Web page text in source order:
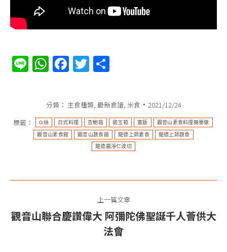
LineWhatsApp
Facebook
Twitter
分類： 主食種類, 最新食譜, 米食
2021/12/24
標籤：
G絲 日式料理 杏鮑菇 碧玉筍 蓋飯 觀音山素食料理簡單做
觀音山素食館 觀音山蔬食館 龍德上師素食 龍德上師蔬食
龍德嚴淨仁波切
章
上一篇文章
上
一
觀音山聯合慶讚偉大 阿彌陀佛聖誕千人薈供大
法會